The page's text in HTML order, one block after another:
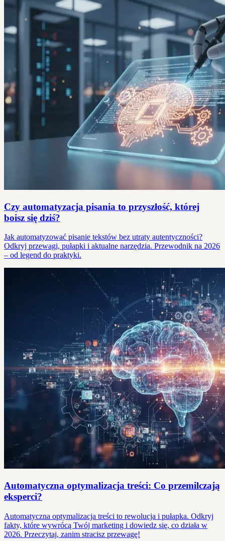
Czy automatyzacja pisania to przyszłość, której
boisz się dziś?
Jak automatyzować pisanie tekstów bez utraty autentyczności?
Odkryj przewagi, pułapki i aktualne narzędzia. Przewodnik na 2026
– od legend do praktyki.
Automatyczna optymalizacja treści: Co przemilczają
eksperci?
Automatyczna optymalizacja treści to rewolucja i pułapka. Odkryj
fakty, które wywrócą Twój marketing i dowiedz się, co działa w
2026. Przeczytaj, zanim stracisz przewagę!